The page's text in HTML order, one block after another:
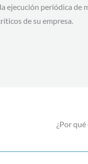
ejecución periódica de
de su empresa.
¿Por